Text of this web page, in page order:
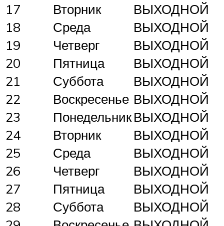
17
Вторник
ВЫХОДНОЙ
18
Среда
ВЫХОДНОЙ
19
Четверг
ВЫХОДНОЙ
20
Пятница
ВЫХОДНОЙ
21
Суббота
ВЫХОДНОЙ
22
Воскресенье ВЫХОДНОЙ
23
ПонедельникВЫХОДНОЙ
24
Вторник
ВЫХОДНОЙ
25
Среда
ВЫХОДНОЙ
26
Четверг
ВЫХОДНОЙ
27
Пятница
ВЫХОДНОЙ
28
Суббота
ВЫХОДНОЙ